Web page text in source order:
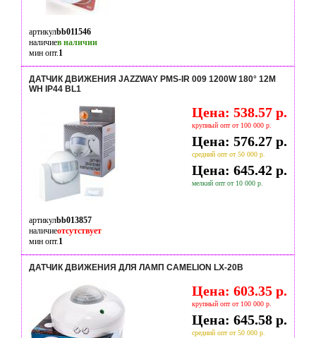
артикулbb011546
наличиев наличии
мин опт.1
ДАТЧИК ДВИЖЕНИЯ JAZZWAY PMS-IR 009 1200W 180° 12M
WH IP44 BL1
Цена: 538.57 р.
крупный опт от 100 000 р.
Цена: 576.27 р.
средний опт от 50 000 р.
Цена: 645.42 р.
мелкий опт от 10 000 р.
артикулbb013857
наличиеотсутствует
мин опт.1
ДАТЧИК ДВИЖЕНИЯ ДЛЯ ЛАМП CAMELION LX-20B
Цена: 603.35 р.
крупный опт от 100 000 р.
Цена: 645.58 р.
средний опт от 50 000 р.